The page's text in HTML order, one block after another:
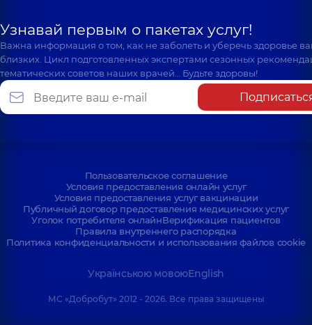
Узнавай первым о пакетах услуг!
Важна информация о том, как не заболеть и уберечь здоровье
близких. Цикл подготовленных экспертами сезонных
тематических советов наших врачей… Будьте здоровы!
Пользовательское соглашение
Условия предоставления онлайн услуг
Условия предоставления услуг вакцинации
Публичный договор предоставления медицинских услуг
Уголок потребителя онлайнВерификация пациентов
Правила внутреннего распорядка
Политика конфиденциальности и использования файлов cookie
Українською мовоюEnglish
МС «Добробут» 2012 - 2026. Все права защищены